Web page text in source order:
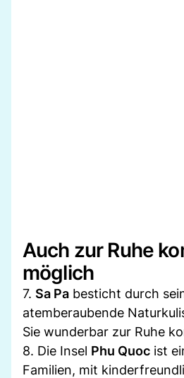
Auch zur Ruhe
möglich
7. Sa Pa besticht durch
atemberaubende
Sie wunderbar zur Ruhe
8. Die Insel Phu Quoc ist
Familien, mit